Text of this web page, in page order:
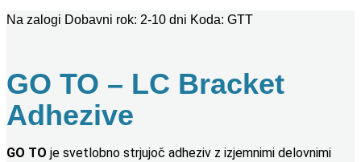
Na zalogi Dobavni rok: 2-10 dni Koda: GTT
GO TO – LC Bracket
Adhezive
GO TO je svetlobno strjujoč adheziv z izjemnimi delovnimi